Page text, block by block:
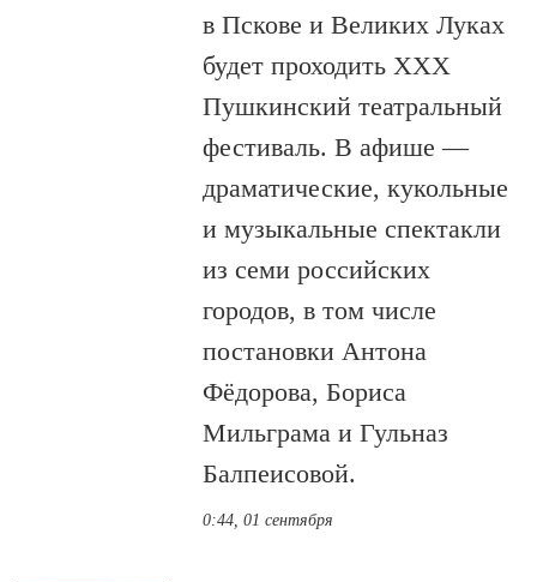
в Пскове и Великих Луках
будет проходить ХХХ
Пушкинский театральный
фестиваль. В афише —
драматические, кукольные
и музыкальные спектакли
из семи российских
городов, в том числе
постановки Антона
Фёдорова, Бориса
Мильграма и Гульназ
Балпеисовой.
0:44, 01 сентября